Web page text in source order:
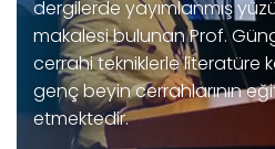
dergilerde yayımlanmış
makalesi bulunan Prof.
cerrahi tekniklerle literatüre
genç beyin cerrahlarının
etmektedir.